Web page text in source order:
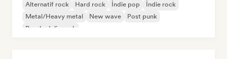
Alternatif rock Hard rock İndie pop
İndie rock
Metal/Heavy metal
New wave
Post punk
Psychedelic rock